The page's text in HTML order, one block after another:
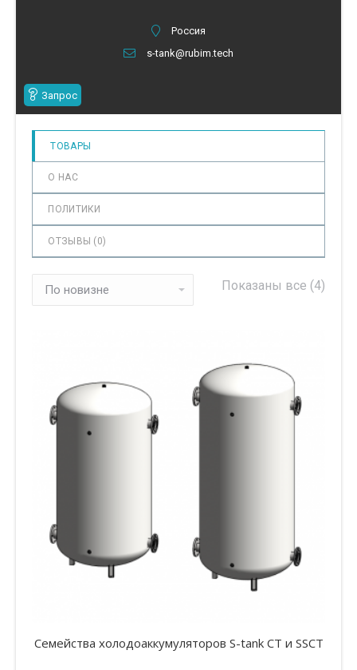
Россия
s-tank@rubim.tech
Запрос
ТОВАРЫ
О НАС
ПОЛИТИКИ
ОТЗЫВЫ ( 0)
Показаны все (4)
Семейства холодоаккумуляторов S-tank CT и SSCT